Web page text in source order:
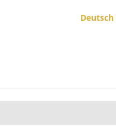
Deutsch